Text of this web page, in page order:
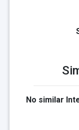
No similar